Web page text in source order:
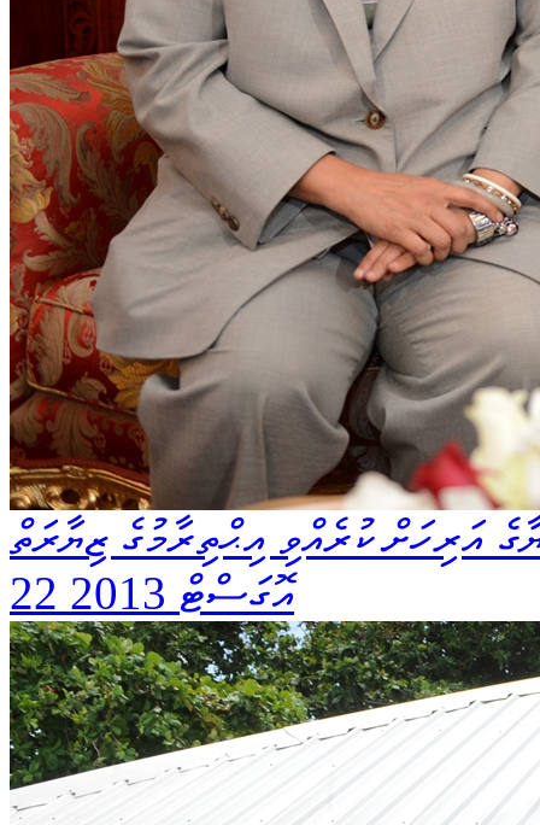
އަރިހަށް ކުރެއްވި އިޙްތިރާމުގެ ޒިޔާރަތް
22 އޮގަސްޓް 2013